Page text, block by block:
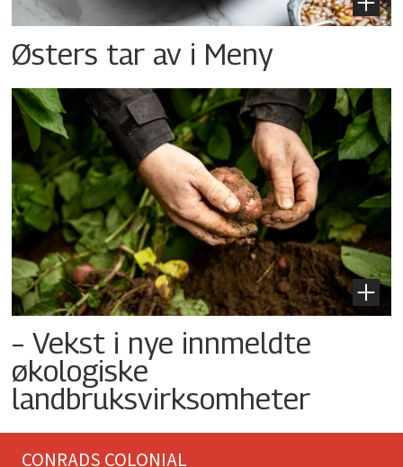
Østers tar av i Meny
– Vekst i nye innmeldte
økologiske
landbruksvirksomheter
CONRADS COLONIAL